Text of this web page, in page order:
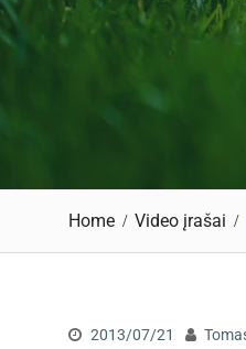
Home Video įrašai
2013/07/21